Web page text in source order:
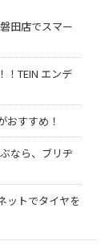
田店でスマー
！TEIN エンデ
おすすめ！
なら、ブリヂ
ットでタイヤを